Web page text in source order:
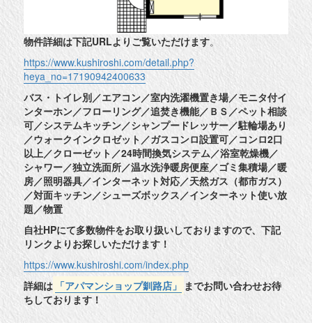
物件詳細は下記URLよりご覧いただけます。
https://www.kushiroshi.com/detail.php?
heya_no=17190942400633
バス・トイレ別／エアコン／室内洗濯機置き場／モニタ付イ
ンターホン／フローリング／追焚き機能／ＢＳ／ペット相談
可／システムキッチン／シャンプードレッサー／駐輪場あり
／ウォークインクロゼット／ガスコンロ設置可／コンロ2口
以上／クローゼット／24時間換気システム／浴室乾燥機／
シャワー／独立洗面所／温水洗浄暖房便座／ゴミ集積場／暖
房／照明器具／インターネット対応／天然ガス（都市ガス）
／対面キッチン／シューズボックス／インターネット使い放
題／物置
自社HPにて多数物件をお取り扱いしておりますので、下記
リンクよりお探しいただけます！
https://www.kushiroshi.com/index.php
詳細は 「アパマンショップ釧路店」
までお問い合わせお待
ちしております！